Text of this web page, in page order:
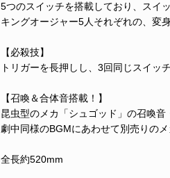
5つのスイッチを搭載しており、スイ
キングオージャー5人それぞれの、変
【必殺技】
トリガーを長押しし、3回同じスイッ
【召喚＆合体音搭載！】
昆虫型のメカ「シュゴッド」の召喚音
劇中同様のBGMにあわせて別売りの
全長約520mm